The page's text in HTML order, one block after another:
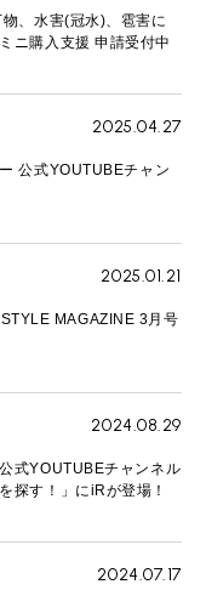
、水害(冠水)、雹害に
ニ購入支援 申請受付中
2025.04.27
公式YOUTUBEチャン
2025.01.21
MAGAZINE 3月号
2024.08.29
式YOUTUBEチャンネル
探す！」にiRが登場！
2024.07.17